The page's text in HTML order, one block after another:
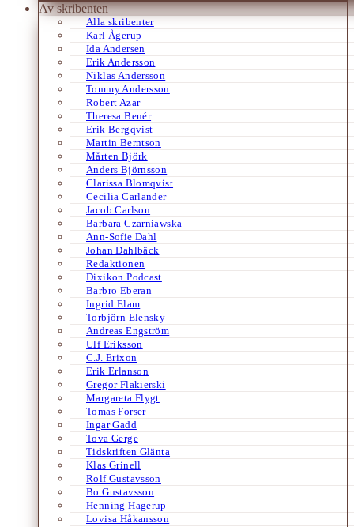
Av skribenten
Alla skribenter
Karl Ågerup
Ida Andersen
Erik Andersson
Niklas Andersson
Tommy Andersson
Robert Azar
Theresa Benér
Erik Bergqvist
Martin Berntson
Mårten Björk
Anders Björnsson
Clarissa Blomqvist
Cecilia Carlander
Jacob Carlson
Barbara Czarniawska
Ann-Sofie Dahl
Johan Dahlbäck
Redaktionen
Dixikon Podcast
Barbro Eberan
Ingrid Elam
Torbjörn Elensky
Andreas Engström
Ulf Eriksson
C.J. Erixon
Erik Erlanson
Gregor Flakierski
Margareta Flygt
Tomas Forser
Ingar Gadd
Tova Gerge
Tidskriften Glänta
Klas Grinell
Rolf Gustavsson
Bo Gustavsson
Henning Hagerup
Lovisa Håkansson